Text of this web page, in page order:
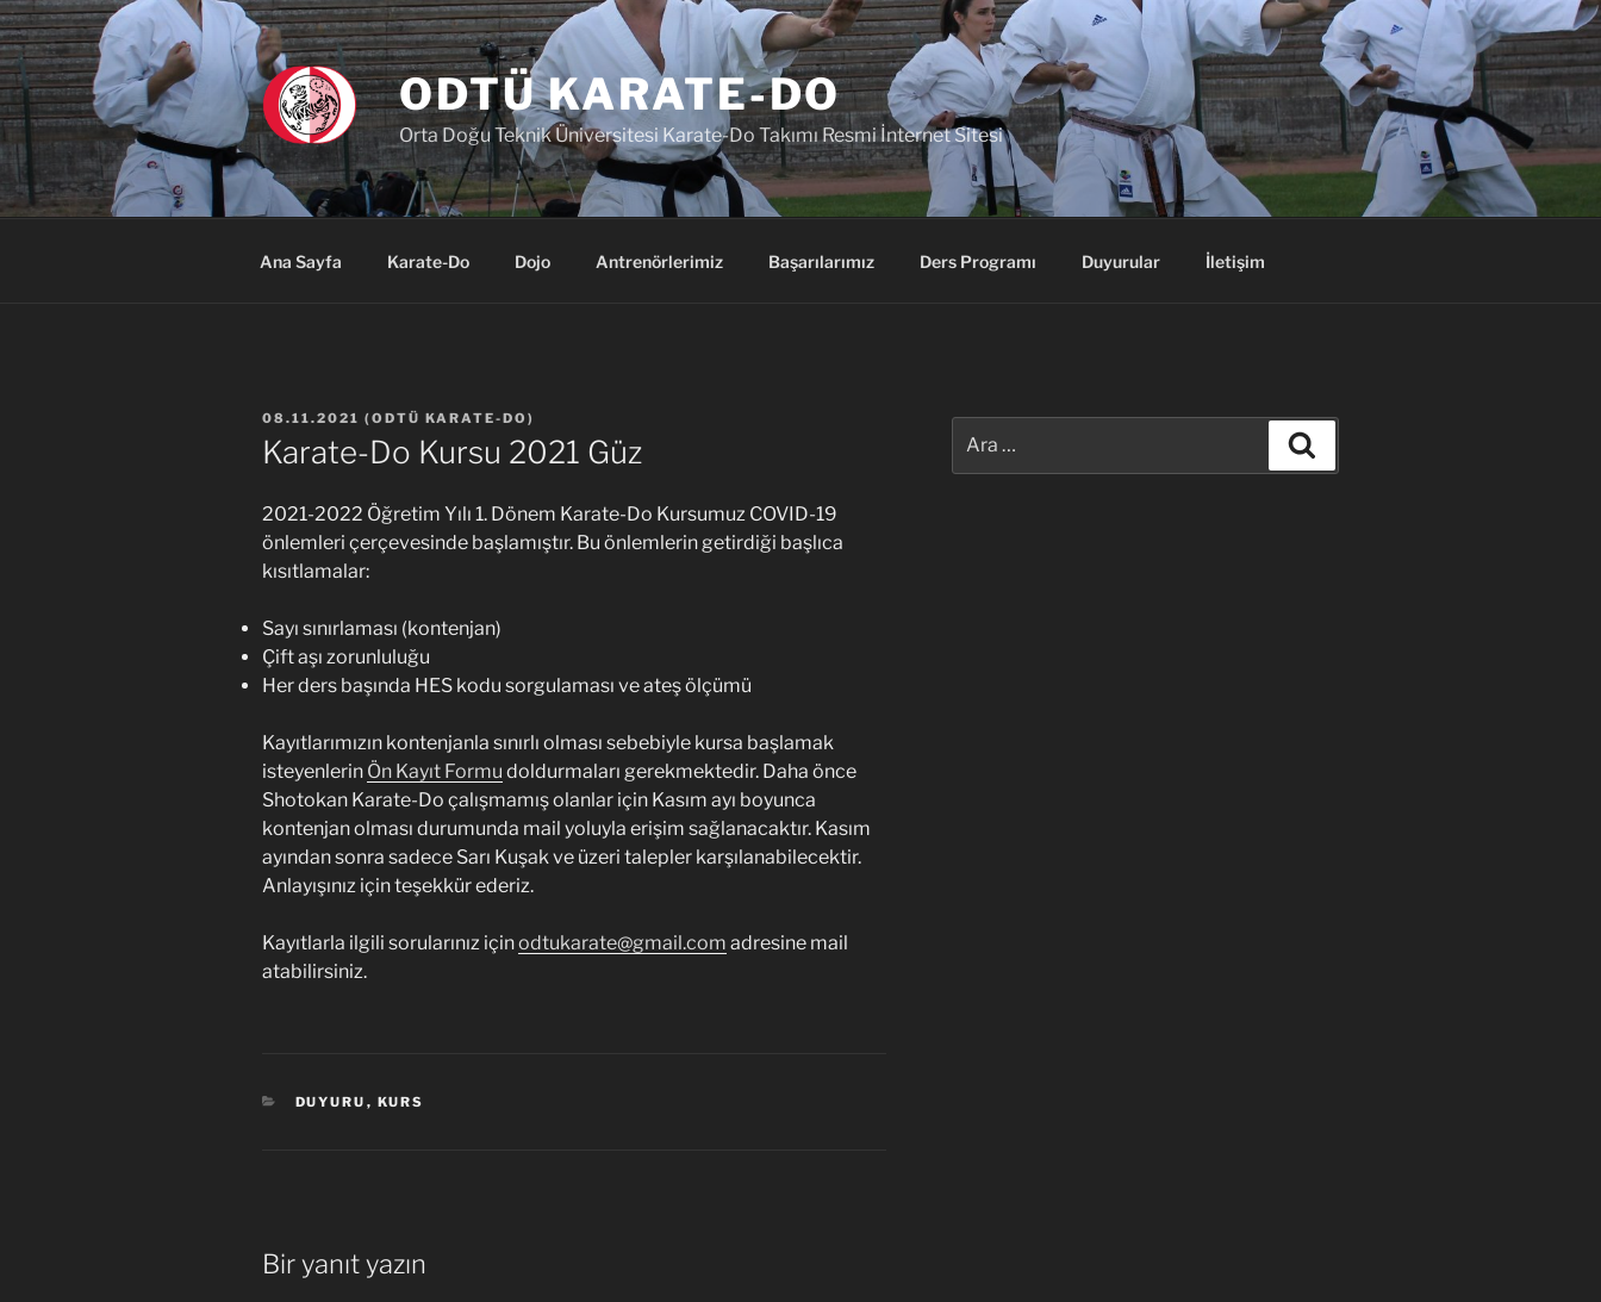
İçeriğe
geç
ODTÜ KARATE-DO
Orta Doğu Teknik Üniversitesi Karate-Do Takımı Resmi İnternet Sitesi
Ana Sayfa Karate-Do Dojo Antrenörlerimiz Başarılarımız Ders Programı Duyurular İletişim
YAYIM
TARIHI
08.11.2021 (ODTÜ KARATE-DO )
Karate-Do Kursu 2021 Güz
2021-2022 Öğretim Yılı 1. Dönem Karate-Do Kursumuz COVID-19
önlemleri çerçevesinde başlamıştır. Bu önlemlerin getirdiği başlıca
kısıtlamalar:
Sayı sınırlaması (kontenjan)
Çift aşı zorunluluğu
Her ders başında HES kodu sorgulaması ve ateş ölçümü
Kayıtlarımızın kontenjanla sınırlı olması sebebiyle kursa başlamak
isteyenlerin Ön Kayıt Formu doldurmaları gerekmektedir. Daha önce
Shotokan Karate-Do çalışmamış olanlar için Kasım ayı boyunca
kontenjan olması durumunda mail yoluyla erişim sağlanacaktır. Kasım
ayından sonra sadece Sarı Kuşak ve üzeri talepler karşılanabilecektir.
Anlayışınız için teşekkür ederiz.
Kayıtlarla ilgili sorularınız içinodtukarate@gmail.com adresine mail
atabilirsiniz.
KATEGORILER
DUYURU , KURS
Bir yanıt yazın